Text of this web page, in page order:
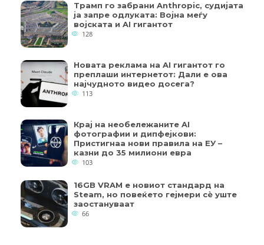
Трамп го забрани Anthropic, судијата
ја запре одлуката: Војна меѓу
војската и AI гигантот
128
Новата реклама на AI гигантот го
преплаши интернетот: Дали е ова
најчудното видео досега?
113
Крај на необележаните AI
фотографии и дипфејкови:
Пристигнаа нови правила на ЕУ –
казни до 35 милиони евра
103
16GB VRAM е новиот стандард на
Steam, но повеќето гејмери ​​сè уште
заостануваат
66